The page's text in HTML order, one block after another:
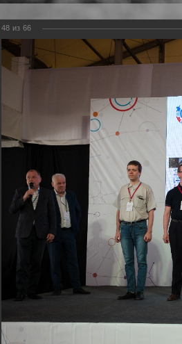
Версия для
Команда Новости
48 из 66